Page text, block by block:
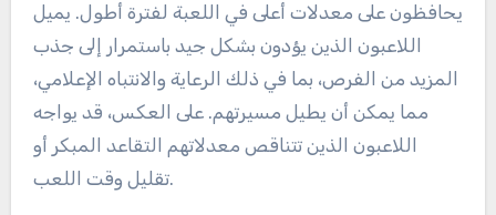
يحافظون على معدلات أعلى في اللعبة لفترة أطول. يميل
اللاعبون الذين يؤدون بشكل جيد باستمرار إلى جذب
المزيد من الفرص، بما في ذلك الرعاية والانتباه الإعلامي،
مما يمكن أن يطيل مسيرتهم. على العكس، قد يواجه
اللاعبون الذين تتناقص معدلاتهم التقاعد المبكر أو
تقليل وقت اللعب.